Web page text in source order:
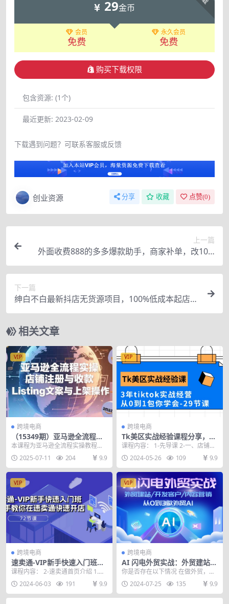
29金币
会员
免费
永久会员
免费
购买下载权限
包含资源: (1个)
最近更新: 2023-02-09
下载遇到问题？可联系客服或反馈
创业资源 分享 收藏 点赞(0)
上一篇
外面收费888的多多爆款助手，商家补单，改10w
+销量，上评轮必备脚本
下一篇
绅白不白最新抖店无货源项目，100%低成本起店丨
不动销丨不投流（价值1280）
相关文章
VIP
跨境电商
（15349期）亚马逊全流程实
操，店铺注册与收款，Listing
文案与上架操作
本课程为亚马逊全流程实操教程，
涵盖店铺登录与注册、平台付款与
收款、上架前准备（类...
2025-07-11 204 9.9
VIP
跨境电商
Tk美区实战经验课程分享，3
年tiktok实战经营，从0到1包
你学会（29节课）
课程内容： 1-先导课 2-一、店铺运
营认知与思路 3-二、店铺风控注意
事项 4...
2024-05-26 109 9.9
VIP
跨境电商
速卖通-VIP新手快速入门班，
手把手教你在速卖通快速开店
课程内容： 2-速卖通首页介绍 1.m
p4 3-全球速卖通入驻流程实战演示
1....2024-06-03 191 9.9
VIP
跨境电商
AI 闪电外贸实战：外贸建站/
开发客户/内容营销/从0到3做
你是否存在以下情况 在做外贸，但
不懂独立站技术? 客户少，不会用黑
科技海量获客?...
2024-07-25 135 9.9